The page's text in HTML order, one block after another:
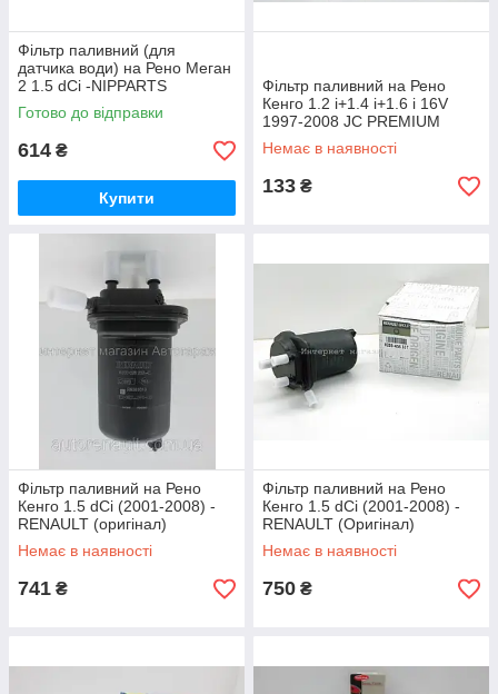
Фільтр паливний (для
датчика води) на Рено Меган
2 1.5 dCi -NIPPARTS
(Нідерланди) J1331039
Готово до відправки
614 ₴
Купити
Фільтр паливний на Рено
Кенго 1.2 i+1.4 i+1.6 i 16V
1997-2008 JC PREMIUM
(Польща) B3P006PR
Немає в наявності
133 ₴
Фільтр паливний на Рено
Кенго 1.5 dCi (2001-2008) -
RENAULT (оригінал)
8200026237
Немає в наявності
741 ₴
Фільтр паливний на Рено
Кенго 1.5 dCi (2001-2008) -
RENAULT (Оригінал)
8200458337
Немає в наявності
750 ₴